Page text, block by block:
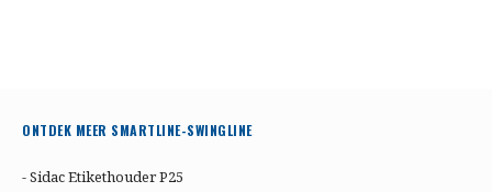
ONTDEK MEER SMARTLINE-SWINGLINE
- Sidac Etikethouder P25